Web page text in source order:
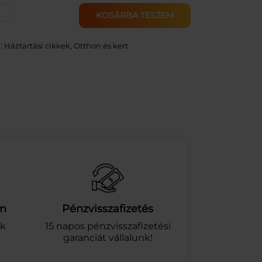
KOSÁRBA TESZEM
Háztartási cikkek Otthon és kert
Pénzvisszafizetés
15 napos pénzvisszafizetési
garanciát vállalunk!